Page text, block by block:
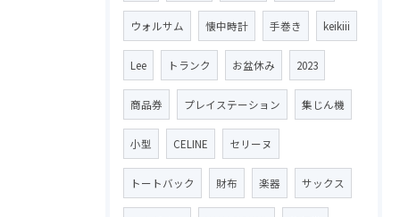
ウォルサム 懐中時計 手巻き keikiii
Lee トランク お盆休み 2023
商品券 プレイステーション 集じん機
小型 CELINE セリーヌ
トートバック 財布 楽器 サックス